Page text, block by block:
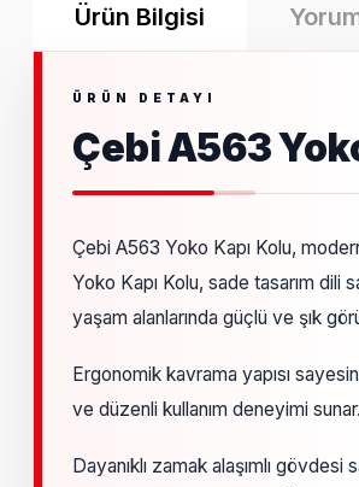
Ürün Bilgisi
Çebi A563
Çebi A563 Yoko Kapı Kolu,
Yoko Kapı Kolu, sade tasarım dili
yaşam alanlarında güçlü ve şık
Ergonomik kavrama yapısı
ve düzenli kullanım deneyimi
Dayanıklı zamak alaşımlı gövdesi